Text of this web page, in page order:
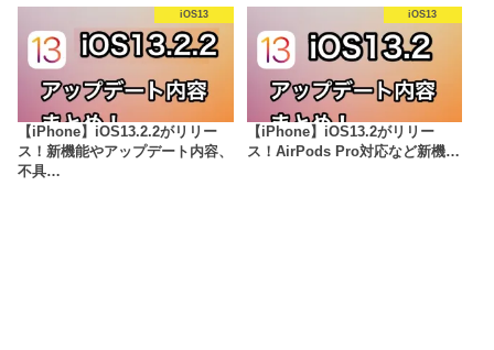
iOS13
【iPhone】iOS13.2.2がリリー
ス！新機能やアップデート内容、
不具…
iOS13
【iPhone】iOS13.2がリリー
ス！AirPods Pro対応など新機…